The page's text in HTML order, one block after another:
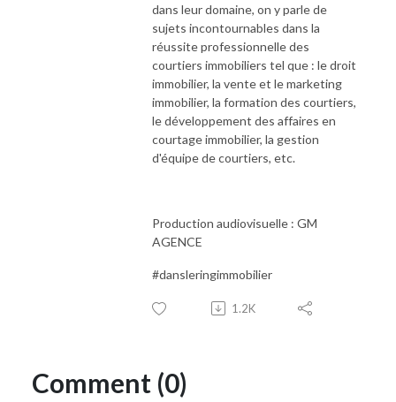
dans leur domaine, on y parle de
sujets incontournables dans la
réussite professionnelle des
courtiers immobiliers tel que : le droit
immobilier, la vente et le marketing
immobilier, la formation des courtiers,
le développement des affaires en
courtage immobilier, la gestion
d'équipe de courtiers, etc.
Production audiovisuelle : GM
AGENCE
#dansleringimmobilier
1.2K
Comment (0)